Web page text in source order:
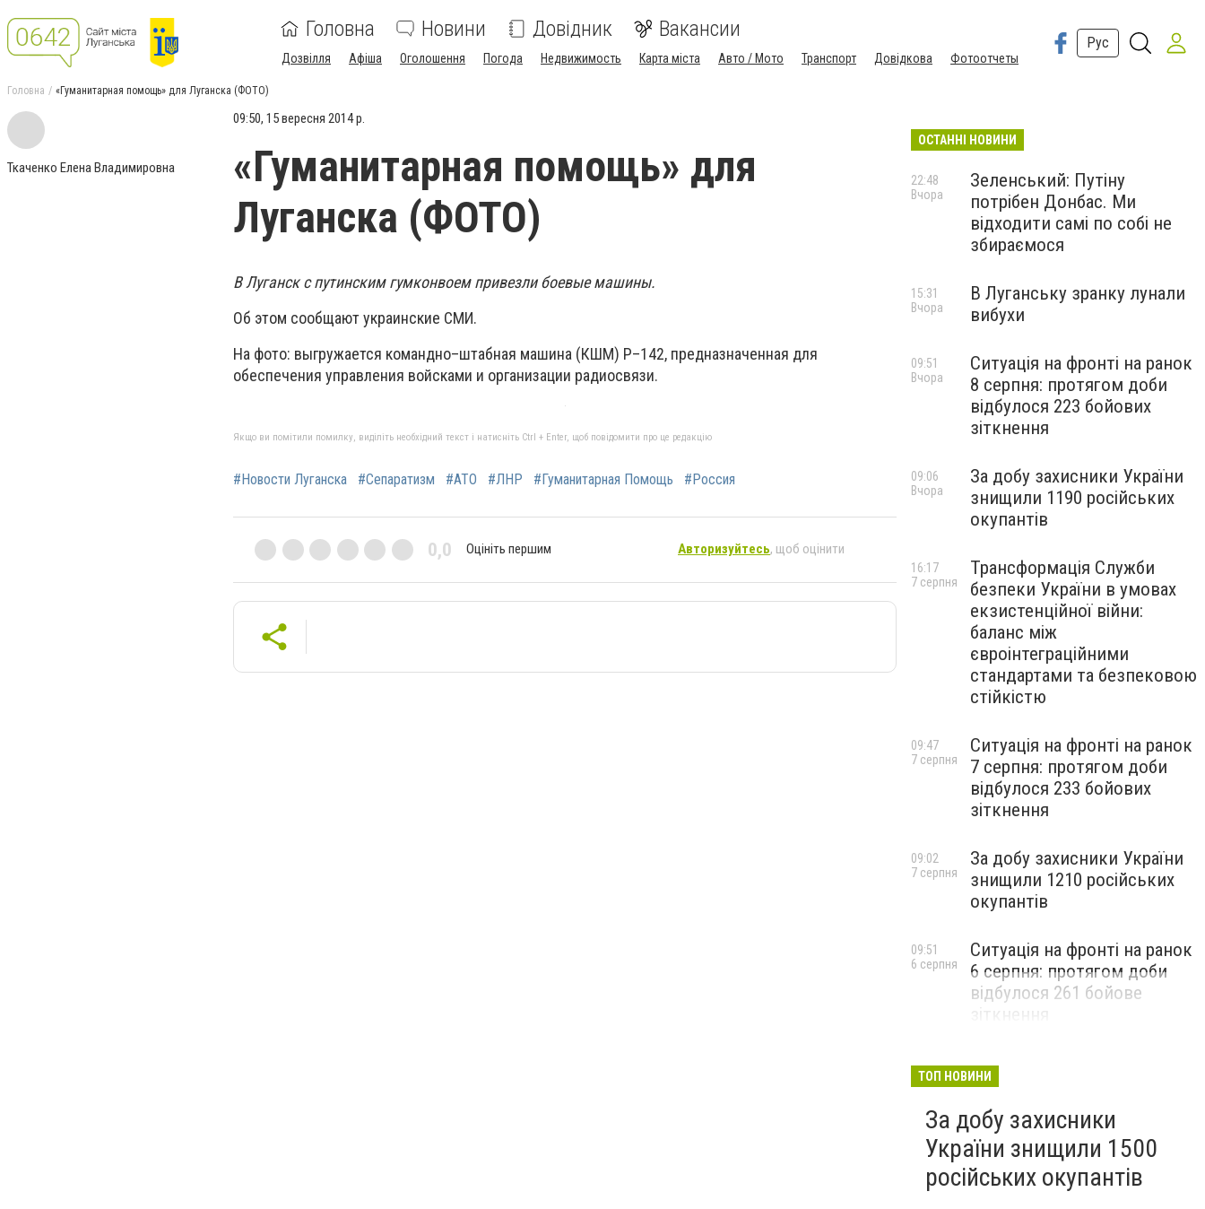
Головна Новини Довідник Вакансии
Дозвілля Афіша Оголошення Погода Недвижимость Карта міста Авто / Мото Транспорт Довідкова Фотоотчеты
Рус
Головна «Гуманитарная помощь» для Луганска (ФОТО)
Ткаченко Елена Владимировна
09:50, 15 вересня 2014 р.
«Гуманитарная помощь» для
Луганска (ФОТО)
В Луганск с путинским гумконвоем привезли боевые машины.
Об этом сообщают украинские СМИ.
На фото: выгружается командно–штабная машина (КШМ) Р–142, предназначенная для
обеспечения управления войсками и организации радиосвязи.
Якщо ви помітили помилку, виділіть необхідний текст і натисніть Ctrl + Enter, щоб повідомити про це редакцію
#Новости Луганска #Сепаратизм #АТО #ЛНР #Гуманитарная Помощь #Россия
0,0 Оцініть першим Авторизуйтесь, щоб оцінити
ОСТАННІ НОВИНИ
Зеленський: Путіну
потрібен Донбас. Ми
відходити самі по собі не
збираємося
22:48
Вчора
В Луганську зранку лунали
вибухи
15:31
Вчора
Ситуація на фронті на ранок
8 серпня: протягом доби
відбулося 223 бойових
зіткнення
09:51
Вчора
За добу захисники України
знищили 1190 російських
окупантів
09:06
Вчора
Трансформація Служби
безпеки України в умовах
екзистенційної війни:
баланс між
євроінтеграційними
стандартами та безпековою
стійкістю
16:17
7 серпня
Ситуація на фронті на ранок
7 серпня: протягом доби
відбулося 233 бойових
зіткнення
09:47
7 серпня
За добу захисники України
знищили 1210 російських
окупантів
09:02
7 серпня
Ситуація на фронті на ранок
6 серпня: протягом доби
відбулося 261 бойове
09:51
6 серпня
ТОП НОВИНИ
За добу захисники
України знищили 1500
російських окупантів